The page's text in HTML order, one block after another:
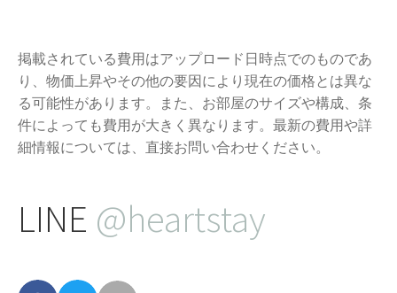
掲載されている費用はアップロード日時点でのものであ
り、物価上昇やその他の要因により現在の価格とは異な
る可能性があります。また、お部屋のサイズや構成、条
件によっても費用が大きく異なります。最新の費用や詳
細情報については、直接お問い合わせください。
LINE @heartstay